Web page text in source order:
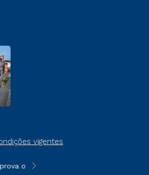
vigentes
on-line ou agendada, que ofertam
**Semipresencial é um formato do